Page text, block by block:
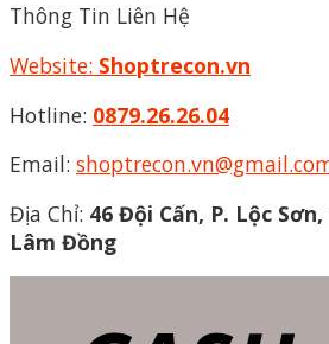
Thông Tin Liên Hệ
Website: Shoptrecon.vn
Hotline: 0879.26.26.04
Email:
Địa Chỉ: 46 Đội Cấn, P. Lộc
Lâm Đồng